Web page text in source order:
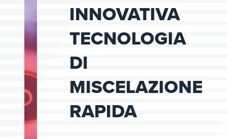
INNOVATIVA
TECNOLOGIA
DI
MISCELAZIONE
RAPIDA